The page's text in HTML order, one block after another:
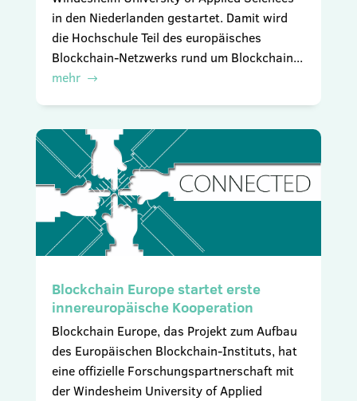
in den Niederlanden gestartet. Damit wird
die Hochschule Teil des europäisches
Blockchain-Netzwerks rund um Blockchain...
mehr
Blockchain Europe startet erste
innereuropäische Kooperation
Blockchain Europe, das Projekt zum Aufbau
des Europäischen Blockchain-Instituts, hat
eine offizielle Forschungspartnerschaft mit
der Windesheim University of Applied